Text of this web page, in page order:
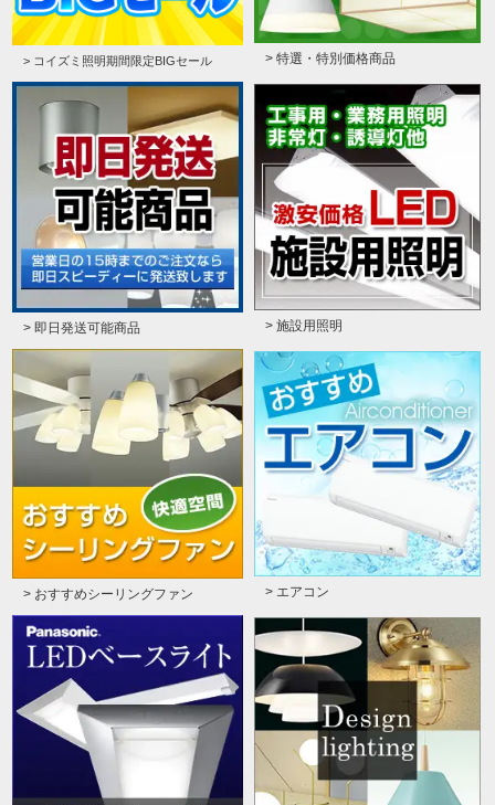
> コイズミ照明期間限定BIGセール > 特選・特別価格商品
> 即日発送可能商品 > 施設用照明
> おすすめシーリングファン > エアコン